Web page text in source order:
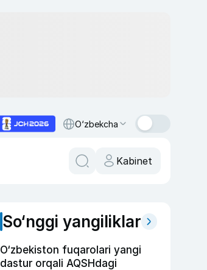
O‘zbekcha
Kabinet
So‘nggi yangiliklar
O‘zbekiston fuqarolari yangi
dastur orqali AQSHdagi